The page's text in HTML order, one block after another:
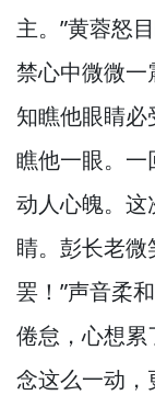
主。”黄蓉怒
禁心中微微一
知瞧他眼睛必
瞧他一眼。 一
动人心魄。 这
睛。 彭长老微
罢！”声音柔和
倦怠，心想累
念这么一动，